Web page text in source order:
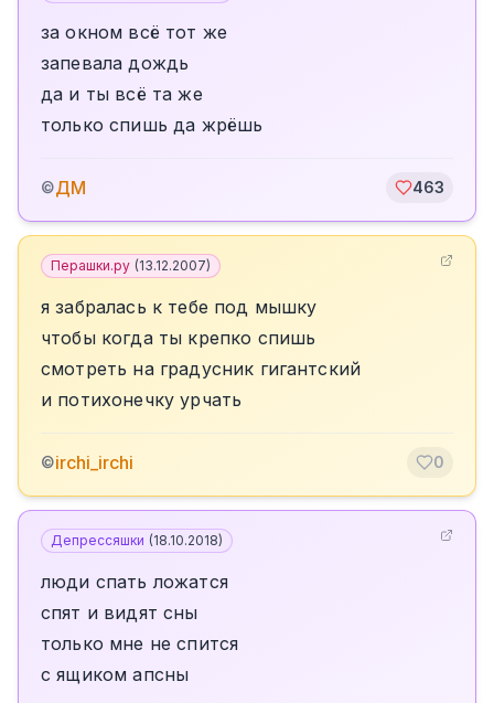
за окном всё тот же
запевала дождь
да и ты всё та же
только спишь да жрёшь
©ДМ 463
Перашки.ру (13.12.2007)
я забралась к тебе под мышку
чтобы когда ты крепко спишь
смотреть на градусник гигантский
и потихонечку урчать
©irchi_irchi 0
Депрессяшки (18.10.2018)
люди спать ложатся
спят и видят сны
только мне не спится
с ящиком апсны